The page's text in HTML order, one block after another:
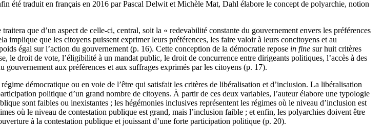
été traduit en français en 2016 par Pascal Delwit et Michèle Mat, Dahl élabore le concept de polyarchie, notion
que d’un aspect de celle-ci, central, soit la « redevabilité constante du gouvernement envers les préférences
implique que les citoyens puissent exprimer leurs préférences, les faire valoir à leurs concitoyens et au
égal sur l’action du gouvernement (p. 16). Cette conception de la démocratie repose in fine sur huit critères
le droit de vote, l’éligibilité à un mandat public, le droit de concurrence entre dirigeants politiques, l’accès à des
aux préférences et aux suffrages exprimés par les citoyens (p. 17).
démocratique ou en voie de l’être qui satisfait les critères de libéralisation et d’inclusion. La libéralisation
politique d’un grand nombre de citoyens. À partir de ces deux variables, l’auteur élabore une typologie
sont faibles ou inexistantes ; les hégémonies inclusives représentent les régimes où le niveau d’inclusion est
où le niveau de contestation publique est grand, mais l’inclusion faible ; et enfin, les polyarchies doivent être
à la contestation publique et jouissant d’une forte participation politique (p. 20).